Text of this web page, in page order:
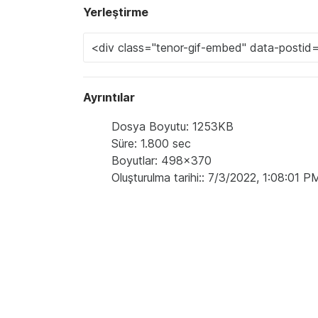
Yerleştirme
Ayrıntılar
Dosya Boyutu: 1253KB
Süre: 1.800 sec
Boyutlar: 498x370
Oluşturulma tarihi:: 7/3/2022, 1:08:01